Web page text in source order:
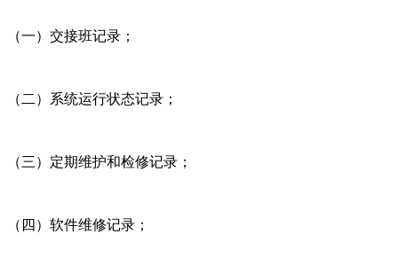
（一）交接班记录；
（二）系统运行状态记录；
（三）定期维护和检修记录；
（四）软件维修记录；